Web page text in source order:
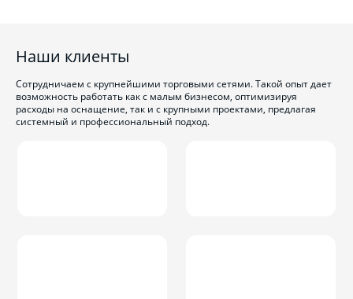
Наши клиенты
Сотрудничаем с крупнейшими торговыми сетями. Такой опыт дает
возможность работать как с малым бизнесом, оптимизируя
расходы на оснащение, так и с крупными проектами, предлагая
системный и профессиональный подход.